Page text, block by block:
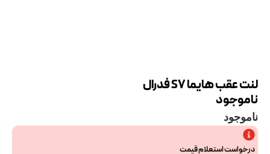
لنت عقب هایما S7 فدرال
ناموجود
ناموجود
درخواست استعلام قیمت